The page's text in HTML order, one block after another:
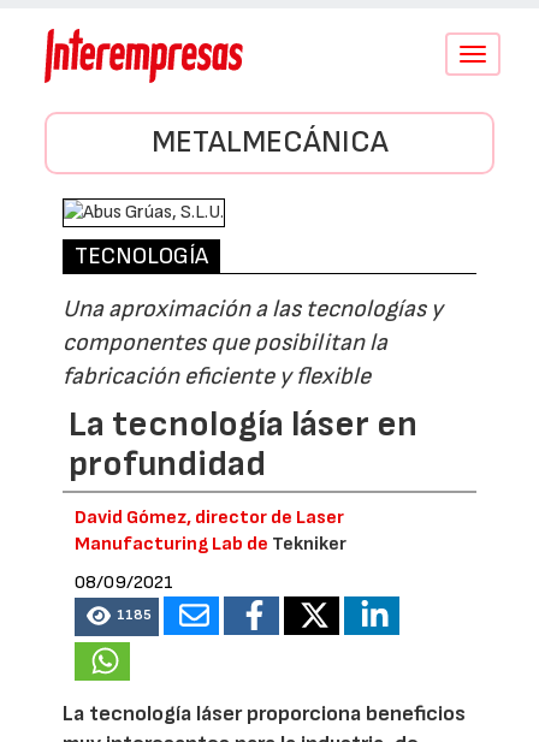
Conmutar
METALMECÁNICA
TECNOLOGÍA
Una aproximación a las tecnologías y
componentes que posibilitan la
fabricación eficiente y flexible
La tecnología láser en
profundidad
David Gómez, director de Laser
Manufacturing Lab de Tekniker
08/09/2021
1185
La tecnología láser proporciona beneficios